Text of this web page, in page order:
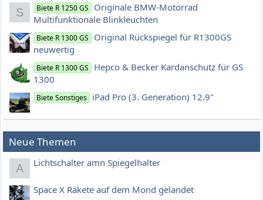
S Biete R 1250 GS
Originale BMW-Motorrad
Multifunktionale Blinkleuchten
Biete R 1300 GS
Original Rückspiegel für R1300GS
neuwertig
Biete R 1300 GS
Hepco & Becker Kardanschutz für GS
1300
Biete Sonstiges iPad Pro (3. Generation) 12.9"
Neue Themen
A Lichtschalter amn Spiegelhalter
Space X Rakete auf dem Mond gelandet